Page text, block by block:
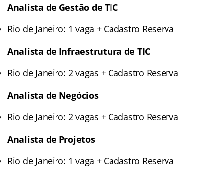
Analista de Gestão de TIC
Rio de Janeiro: 1 vaga + Cadastro Reserva
Analista de Infraestrutura de TIC
Rio de Janeiro: 2 vagas + Cadastro Reserva
Analista de Negócios
Rio de Janeiro: 2 vagas + Cadastro Reserva
Analista de Projetos
Rio de Janeiro: 1 vaga + Cadastro Reserva